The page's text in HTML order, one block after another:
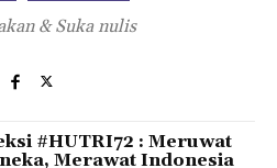
& Suka nulis
#HUTRI72 : Meruwat
Merawat Indonesia